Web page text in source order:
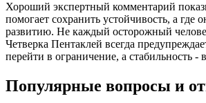
Хороший экспертный комментарий
помогает сохранить устойчивость, а где
развитию. Не каждый осторожный
Четверка Пентаклей всегда
перейти в ограничение, а стабильность -
Популярные вопросы и